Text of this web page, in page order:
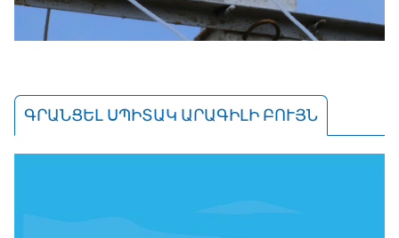
ԳՐԱՆՑԵԼ ՍՊԻՏԱԿ ԱՐԱԳԻԼԻ ԲՈՒՅՆ